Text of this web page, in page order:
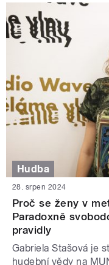
Hudba
28. srpen 2024
Proč se ženy v
Paradoxně
pravidly
Gabriela Stašová je
hudební vědy na